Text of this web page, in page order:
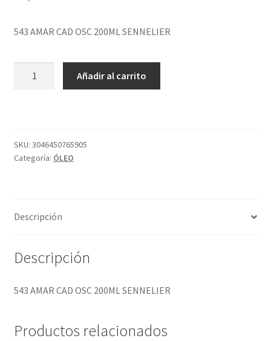
543 AMAR CAD OSC 200ML SENNELIER
SENNELIER
cantidad
Añadir al carrito
SKU: 3046450765905
Categoría: ÓLEO
Descripción
Descripción
543 AMAR CAD OSC 200ML SENNELIER
Productos relacionados